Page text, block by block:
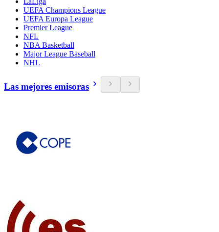
UEFA Champions League
UEFA Europa League
Premier League
NFL
NBA Basketball
Major League Baseball
NHL
Las mejores emisoras